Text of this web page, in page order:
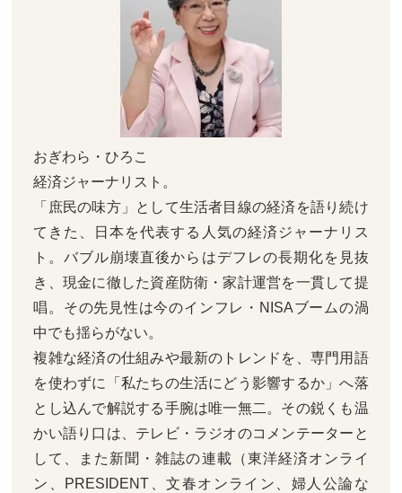
おぎわら・ひろこ
経済ジャーナリスト。
「庶民の味方」として生活者目線の経済を語り続け
てきた、日本を代表する人気の経済ジャーナリス
ト。バブル崩壊直後からはデフレの長期化を見抜
き、現金に徹した資産防衛・家計運営を一貫して提
唱。その先見性は今のインフレ・NISAブームの渦
中でも揺らがない。
複雑な経済の仕組みや最新のトレンドを、専門用語
を使わずに「私たちの生活にどう影響するか」へ落
とし込んで解説する手腕は唯一無二。その鋭くも温
かい語り口は、テレビ・ラジオのコメンテーターと
して、また新聞・雑誌の連載（東洋経済オンライ
ン、PRESIDENT、文春オンライン、婦人公論な